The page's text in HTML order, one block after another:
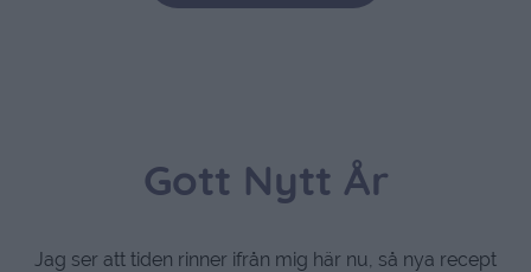
Gott Nytt År
Jag ser att tiden rinner ifrån mig här nu, så nya recept